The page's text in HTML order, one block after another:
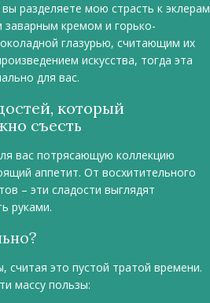
разделяете мою страсть к эклерам
кремом и горько-
глазурью, считающим их
искусства, тогда эта
для вас.
который
съесть
вас потрясающую коллекцию
аппетит. От восхитительного
– эти сладости выглядят
руками.
это пустой тратой времени.
массу пользы: